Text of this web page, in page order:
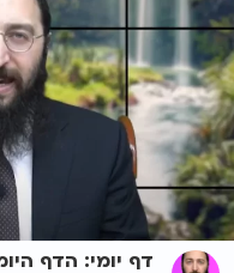
דף יומי: הדף